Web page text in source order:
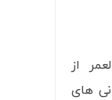
از
های